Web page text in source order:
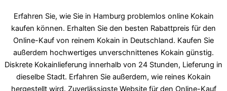
Erfahren Sie, wie Sie in Hamburg problemlos online Kokain
kaufen können. Erhalten Sie den besten Rabattpreis für den
Online-Kauf von reinem Kokain in Deutschland. Kaufen Sie
außerdem hochwertiges unverschnittenes Kokain günstig.
Diskrete Kokainlieferung innerhalb von 24 Stunden, Lieferung in
dieselbe Stadt. Erfahren Sie außerdem, wie reines Kokain
hergestellt wird. Zuverlässigste Website für den Online-Kauf